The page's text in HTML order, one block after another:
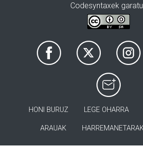
Codesyntaxek
HONI BURUZ LEGE OHARRA
ARAUAK